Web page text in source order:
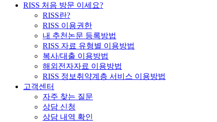
RISS 처음 방문 이세요?
RISS란?
RISS 이용권한
내 추천논문 등록방법
RISS 자료 유형별 이용방법
복사/대출 이용방법
해외전자자료 이용방법
RISS 정보취약계층 서비스 이용방법
고객센터
자주 찾는 질문
상담 신청
상담 내역 확인